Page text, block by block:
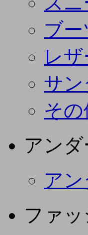
ブー
レ
サ
その
アン
ア
ファ